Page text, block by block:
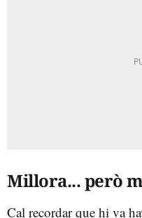
Millora... però
Cal recordar que hi va